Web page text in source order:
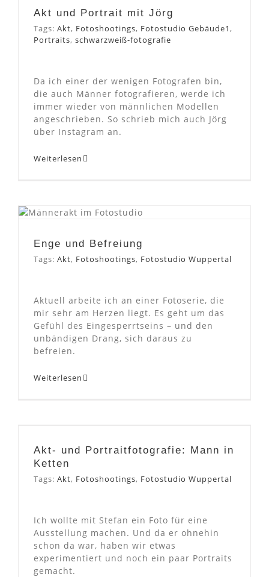
Akt und Portrait mit Jörg
Tags: Akt, Fotoshootings, Fotostudio Gebäude1,
Portraits, schwarzweiß-fotografie
Da ich einer der wenigen Fotografen bin,
die auch Männer fotografieren, werde ich
immer wieder von männlichen Modellen
angeschrieben. So schrieb mich auch Jörg
über Instagram an.
Weiterlesen
Enge und Befreiung
Enge und Befreiung
Tags: Akt, Fotoshootings, Fotostudio Wuppertal
Aktuell arbeite ich an einer Fotoserie, die
mir sehr am Herzen liegt. Es geht um das
Gefühl des Eingesperrtseins – und den
unbändigen Drang, sich daraus zu
befreien.
Weiterlesen
Akt- und Portraitfotografie: Mann in
Ketten
Tags: Akt, Fotoshootings, Fotostudio Wuppertal
Ich wollte mit Stefan ein Foto für eine
Ausstellung machen. Und da er ohnehin
schon da war, haben wir etwas
experimentiert und noch ein paar Portraits
gemacht.